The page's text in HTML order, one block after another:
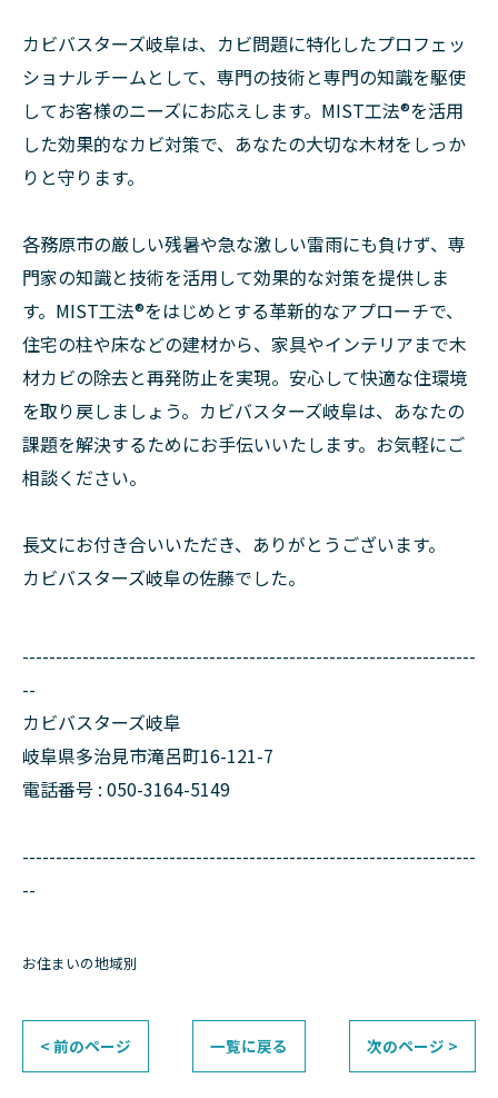
カビバスターズ岐阜は、カビ問題に特化したプロフェッ
ショナルチームとして、専門の技術と専門の知識を駆使
してお客様のニーズにお応えします。MIST工法®を活用
した効果的なカビ対策で、あなたの大切な木材をしっか
りと守ります。
各務原市の厳しい残暑や急な激しい雷雨にも負けず、専
門家の知識と技術を活用して効果的な対策を提供しま
す。MIST工法®をはじめとする革新的なアプローチで、
住宅の柱や床などの建材から、家具やインテリアまで木
材カビの除去と再発防止を実現。安心して快適な住環境
を取り戻しましょう。カビバスターズ岐阜は、あなたの
課題を解決するためにお手伝いいたします。お気軽にご
相談ください。
長文にお付き合いいただき、ありがとうございます。
カビバスターズ岐阜の佐藤でした。
--------------------------------------------------------------------
--
カビバスターズ岐阜
岐阜県多治見市滝呂町16-121-7
電話番号 : 050-3164-5149
--------------------------------------------------------------------
--
お住まいの地域別
< 前のページ 一覧に戻る 次のページ >